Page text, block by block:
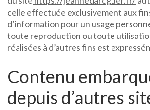
celle effectuée exclusivement aux
d’information pour un usage
toute reproduction ou toute
réalisées à d’autres fins est
Contenu
depuis d’autres